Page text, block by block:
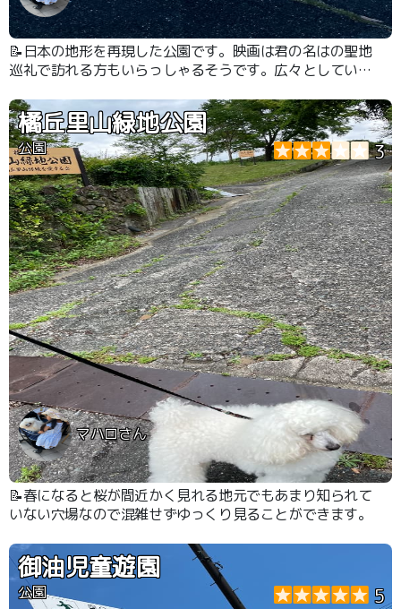
📝日本の地形を再現した公園です。映画は君の名はの聖地
巡礼で訪れる方もいらっしゃるそうです。広々としていて
橘丘里山緑地公園
公園 3
マハロさん
📝春になると桜が間近かく見れる地元でもあまり知られて
いない穴場なので混雑せずゆっくり見ることができます。
御油児童遊園
公園 5